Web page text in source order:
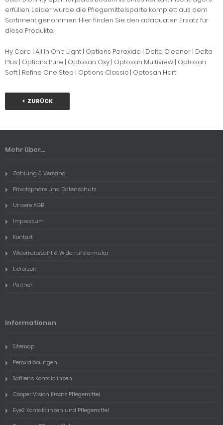
erfüllen. Leider wurde die Pflegemittelsparte komplett aus dem
Sortiment genommen. Hier finden Sie den adäquaten Ersatz für
diese Produkte.
Hy Care | All In One Light | Options Peroxide | Delta Cleaner | Delta
Plus | Options Pure | Optosan Oxy | Optosan Multiview | Optosan
Soft | Refine One Step | Options Classic | Optosan Hart
ZURÜCK
Mehr über...
Zahlung & Versand
Privatsphäre und Datenschutz
Unsere AGB
Impressum
Kontakt
Widerrufsrecht & Widerrufsformular
Lieferzeit
Partner
Informationen
Sitemap
Peroxidlösungen
Safilens Kontaktlinsen
Cooper Vision Ersatz Pflegemittel
Eye2 Kontaktlinsen und Pflegemittel